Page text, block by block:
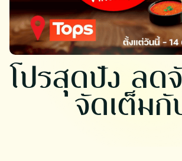
โปรสุดปัง ลด
จัดเต็มกั